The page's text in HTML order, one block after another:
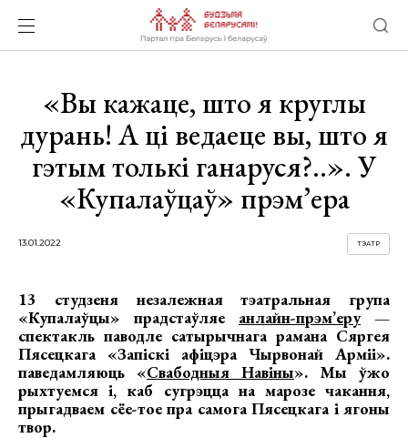
«Вы кажаце, што я круглы
дурань! А ці ведаеце вы, што я
гэтым толькі ганаруся?..». У
«Купалаўцаў» прэм’ера
13.01.2022 ТЭАТР
13 студзеня незалежная тэатральная група
«Купалаўцы» прадстаўляе анлайн-прэм’еру—
спектакль паводле сатырычнага рамана Сяргея
Пясецкага «Запіскі афіцэра Чырвонай Арміі».
паведамляюць «Свабодныя Навіны». Мы ўжо
рыхтуемся і, каб сугрэцца на марозе чакання,
прыгадваем сёе-тое пра самога Пясецкага і ягоны
твор.